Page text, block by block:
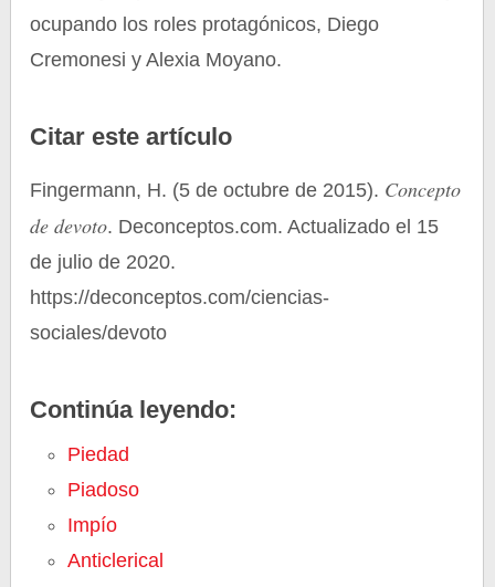
ocupando los roles protagónicos, Diego
Cremonesi y Alexia Moyano.
Citar este artículo
Fingermann, H. (5 de octubre de 2015). Concepto
de devoto. Deconceptos.com. Actualizado el 15
de julio de 2020.
https://deconceptos.com/ciencias-
sociales/devoto
Continúa leyendo:
Piedad
Piadoso
Impío
Anticlerical